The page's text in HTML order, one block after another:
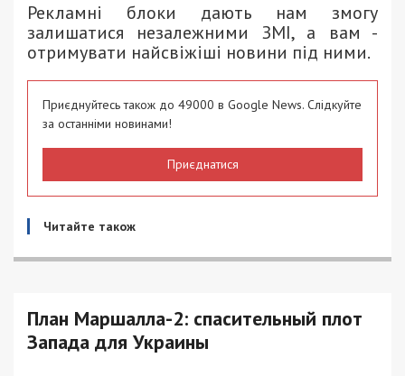
Рекламні блоки дають нам змогу
залишатися незалежними ЗМІ, а вам -
отримувати найсвіжіші новини під ними.
Приєднуйтесь також до 49000 в Google News. Слідкуйте
за останніми новинами!
Приєднатися
Читайте також
План Маршалла-2: спасительный плот
Запада для Украины